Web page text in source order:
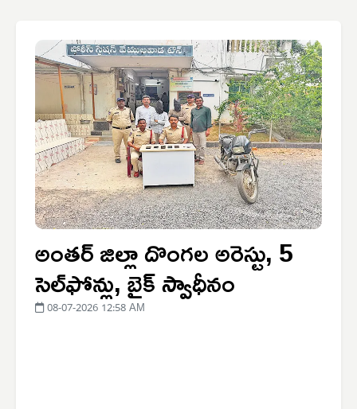
అంతర్ జిల్లా దొంగల అరెస్టు, 5
సెల్‌ఫోన్లు, బైక్ స్వాధీనం
08-07-2026 12:58 AM